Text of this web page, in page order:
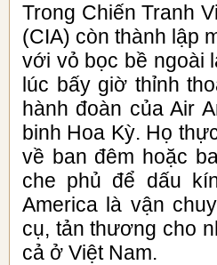
Trong Chiến Tranh
(CIA) còn thành lập
với vỏ bọc bề ngoài
lúc bấy giờ thỉnh
hành đoàn của Air
binh Hoa Kỳ. Họ
về ban đêm hoặc
che phủ để dấu
America là vận
cụ, tản thương cho
cả ở Việt Nam.